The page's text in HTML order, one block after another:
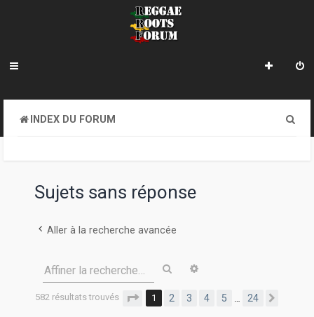
INDEX DU FORUM
Sujets sans réponse
Aller à la recherche avancée
Affiner la recherche… Rechercher
582 résultats trouvés Page 1sur
1 2 3 4 5 24